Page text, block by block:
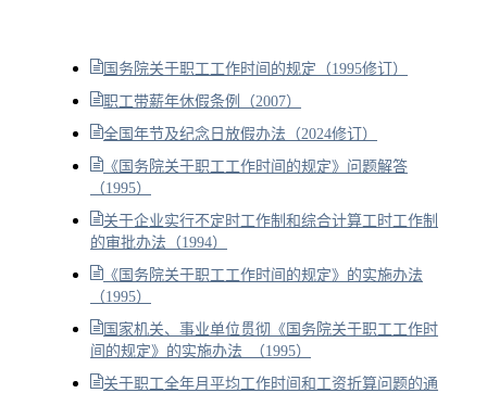
国务院关于职工工作时间的规定（1995修订）
职工带薪年休假条例（2007）
全国年节及纪念日放假办法（2024修订）
《国务院关于职工工作时间的规定》问题解答
（1995）
关于企业实行不定时工作制和综合计算工时工作制
的审批办法（1994）
《国务院关于职工工作时间的规定》的实施办法
（1995）
国家机关、事业单位贯彻《国务院关于职工工作时
间的规定》的实施办法 （1995）
关于职工全年月平均工作时间和工资折算问题的通